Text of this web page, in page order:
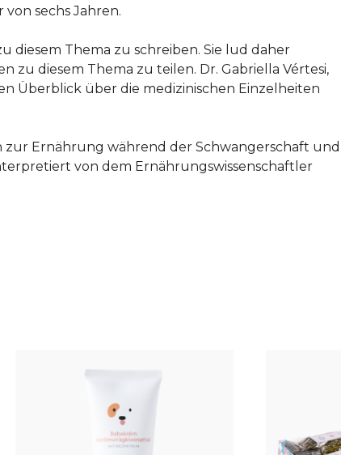
sechs Jahren.
diesem Thema zu schreiben. Sie lud daher
zu diesem Thema zu teilen. Dr. Gabriella Vértesi,
Überblick über die medizinischen Einzelheiten
Ernährung während der Schwangerschaft und
von dem Ernährungswissenschaftler